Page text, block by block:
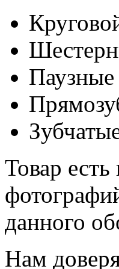
Товар
данного
Нам